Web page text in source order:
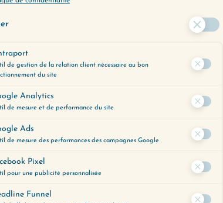
le rôle de diapason : il règle
quand on commence
êtes en train de vous parler —
intérieur.